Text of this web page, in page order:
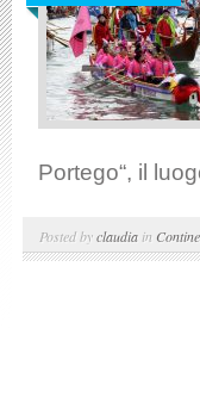
Portego“, il
Posted byclaudia in